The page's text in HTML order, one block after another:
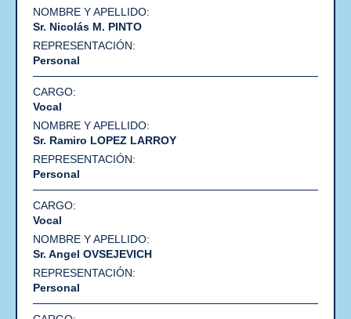
Sr. Nicolás M. PINTO
Personal
Vocal
Sr. Ramiro LOPEZ LARROY
Personal
Vocal
Sr. Angel OVSEJEVICH
Personal